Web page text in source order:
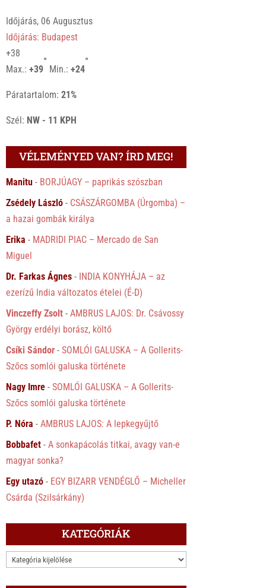
Időjárás, 06 Augusztus
Időjárás: Budapest
+38
Max.:+39
°
Min.:+24
°
Páratartalom:21%
Szél: NW - 11 KPH
VÉLEMÉNYED VAN? ÍRD MEG!
Manitu - BORJÚAGY – paprikás szószban
Zsédely László - CSÁSZÁRGOMBA (Úrgomba) –
a hazai gombák királya
Erika - MADRIDI PIAC – Mercado de San
Miguel
Dr. Farkas Ágnes - INDIA KONYHÁJA – az
ezerízű India változatos ételei (É-D)
Vinczeffy Zsolt -AMBRUS LAJOS: Dr. Csávossy
György erdélyi borász, költő
Csíki Sándor -SOMLÓI GALUSKA – A Gollerits-
Szőcs somlói galuska története
Nagy Imre -SOMLÓI GALUSKA – A Gollerits-
Szőcs somlói galuska története
P. Nóra -AMBRUS LAJOS: A lepkegyűjtő
Bobbafet -A sonkapácolás titkai, avagy van-e
magyar sonka?
Egy utazó - EGY BIZARR VENDÉGLŐ – Micheller
Csárda (Szilsárkány)
KATEGÓRIÁK
KATEGÓRIÁK